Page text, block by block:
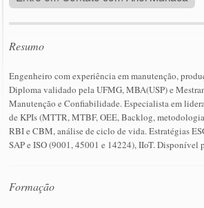
Resumo
Engenheiro com experiência em manutenção,
Diploma validado pela UFMG, MBA(USP) e
Manutenção e Confiabilidade. Especialista em
de KPIs (MTTR, MTBF, OEE, Backlog,
RBI e CBM, análise de ciclo de vida. Estratégias
SAP e ISO (9001, 45001 e 14224), IIoT. Disponível
Formação